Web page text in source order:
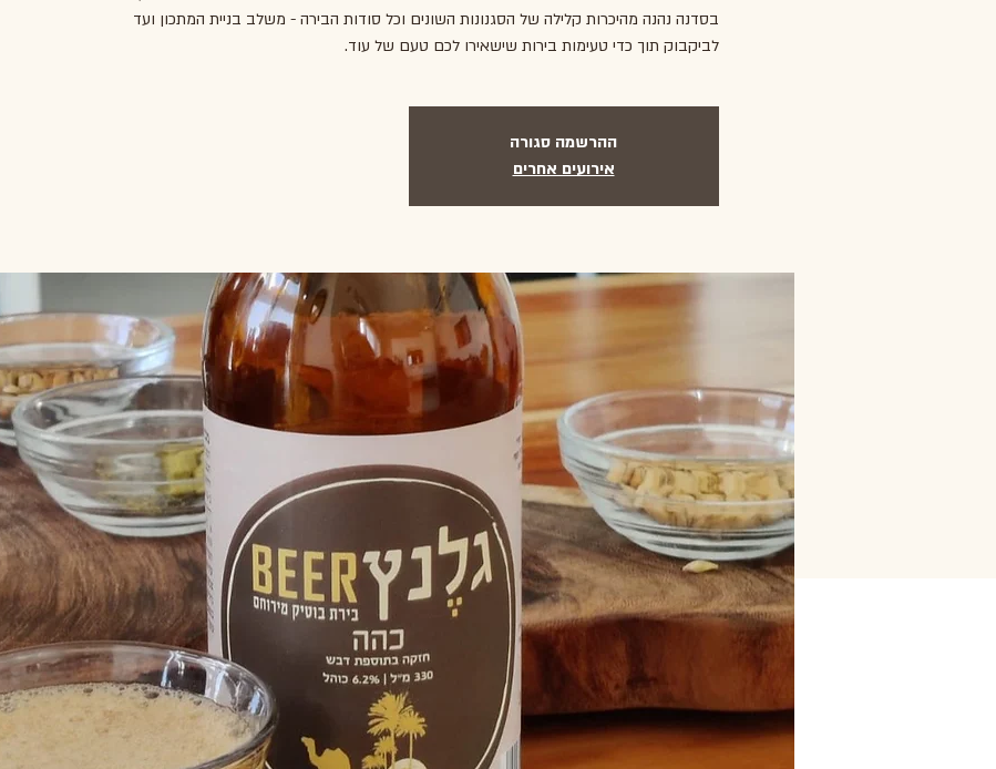
בסדנה נהנה מהיכרות קלילה של הסגנונות השונים וכל סודות הבירה - משלב בניית המתכון ועד
לביקבוק תוך כדי טעימות בירות שישאירו לכם טעם של עוד.
ההרשמה סגורה
אירועים אחרים